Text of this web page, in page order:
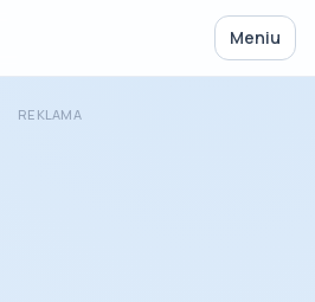
Meniu
REKLAMA